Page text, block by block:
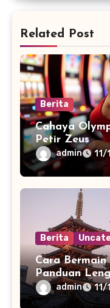
Related Post
Berita
Cahaya
Petir Zeus
admin 11/
Berita
Cara
Panduan
admin 11/